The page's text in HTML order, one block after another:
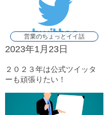
営業のちょっとイイ話
2023年1月23日
２０２３年は公式ツイッタ
ーも頑張りたい！